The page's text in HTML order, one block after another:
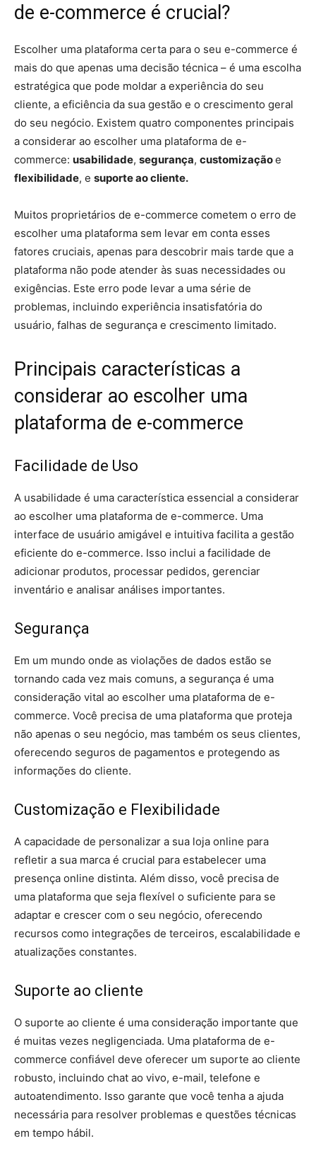
de e-commerce é crucial?
Escolher uma plataforma certa para o seu e-commerce é
mais do que apenas uma decisão técnica – é uma escolha
estratégica que pode moldar a experiência do seu
cliente, a eficiência da sua gestão e o crescimento geral
do seu negócio. Existem quatro componentes principais
a considerar ao escolher uma plataforma de e-
commerce: usabilidade, segurança, customizaçãoe
flexibilidade, e suporte ao cliente.
Muitos proprietários de e-commerce cometem o erro de
escolher uma plataforma sem levar em conta esses
fatores cruciais, apenas para descobrir mais tarde que a
plataforma não pode atender às suas necessidades ou
exigências. Este erro pode levar a uma série de
problemas, incluindo experiência insatisfatória do
usuário, falhas de segurança e crescimento limitado.
Principais características a
considerar ao escolher uma
plataforma de e-commerce
Facilidade de Uso
A usabilidade é uma característica essencial a considerar
ao escolher uma plataforma de e-commerce. Uma
interface de usuário amigável e intuitiva facilita a gestão
eficiente do e-commerce. Isso inclui a facilidade de
adicionar produtos, processar pedidos, gerenciar
inventário e analisar análises importantes.
Segurança
Em um mundo onde as violações de dados estão se
tornando cada vez mais comuns, a segurança é uma
consideração vital ao escolher uma plataforma de e-
commerce. Você precisa de uma plataforma que proteja
não apenas o seu negócio, mas também os seus clientes,
oferecendo seguros de pagamentos e protegendo as
informações do cliente.
Customização e Flexibilidade
A capacidade de personalizar a sua loja online para
refletir a sua marca é crucial para estabelecer uma
presença online distinta. Além disso, você precisa de
uma plataforma que seja flexível o suficiente para se
adaptar e crescer com o seu negócio, oferecendo
recursos como integrações de terceiros, escalabilidade e
atualizações constantes.
Suporte ao cliente
O suporte ao cliente é uma consideração importante que
é muitas vezes negligenciada. Uma plataforma de e-
commerce confiável deve oferecer um suporte ao cliente
robusto, incluindo chat ao vivo, e-mail, telefone e
autoatendimento. Isso garante que você tenha a ajuda
necessária para resolver problemas e questões técnicas
em tempo hábil.